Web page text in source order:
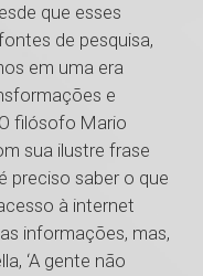
que esses
de pesquisa,
em uma era
e
filósofo Mario
sua ilustre frase
preciso saber o que
à internet
informações, mas,
‘A gente não